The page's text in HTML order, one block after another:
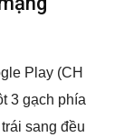
Play (CH
3 gạch phía
sang đều